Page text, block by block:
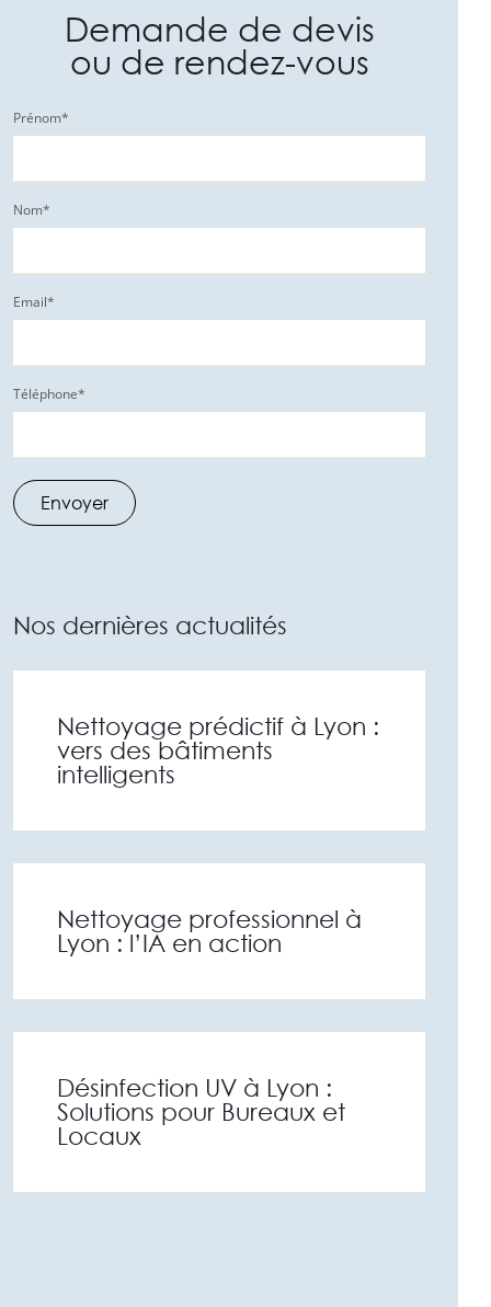
Demande de devis
ou de rendez-vous
Prénom*
Nom*
Email*
Téléphone*
Nos dernières actualités
Nettoyage prédictif à Lyon :
vers des bâtiments
intelligents
Nettoyage professionnel à
Lyon : l’IA en action
Désinfection UV à Lyon :
Solutions pour Bureaux et
Locaux